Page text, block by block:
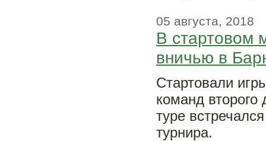
05 августа, 2018
В стартовом
вничью в
Стартовали
команд второго
туре
турнира.